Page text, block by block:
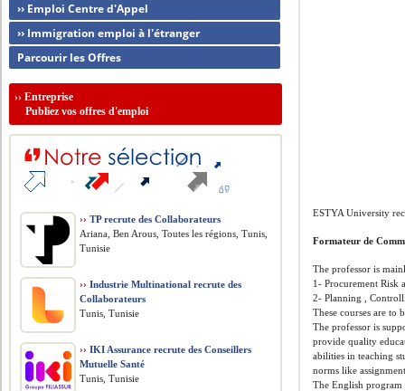
ESTYA University
Formateur de
The professor is
1- Procurement Risk
2- Planning ,
These courses are
The professor is
provide quality
abilities in teaching
norms like
The English program
›› Emploi Centre d'Appel
›› Immigration emploi à l'étranger
Parcourir les Offres
››Entreprise
Publiez vos offres d'emploi
›› TP recrute des Collaborateurs
Ariana, Ben Arous, Toutes les régions, Tunis,
Tunisie
›› Industrie Multinational recrute des
Collaborateurs
Tunis, Tunisie
›› IKI Assurance recrute des Conseillers
Mutuelle Santé
Tunis, Tunisie